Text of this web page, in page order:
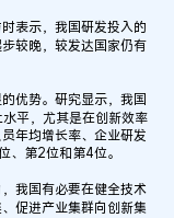
表示，我国研发投入的
较晚，较发达国家仍有
优势。研究显示，我国
平，尤其是在创新效率
年均增长率、企业研发
、第2位和第4位。
我国有必要在健全技术
促进产业集群向创新集